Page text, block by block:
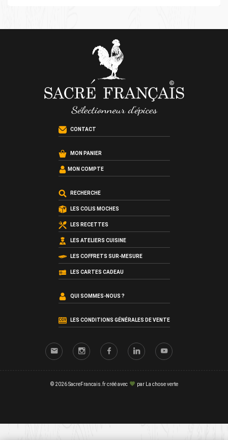
CONTACT
MON PANIER
MON COMPTE
RECHERCHE
LES COLIS MOCHES
LES RECETTES
LES ATELIERS CUISINE
LES COFFRETS SUR-MESURE
LES CARTES CADEAU
QUI SOMMES-NOUS ?
LES CONDITIONS GÉNÉRALES DE VENTE
© 2026 SacreFrancais.fr créé avec par La chose verte